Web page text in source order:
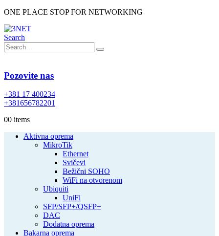
ONE PLACE STOP FOR NETWORKING
Search
Pozovite nas
+381 17 400234
+381656782201
00 items
Aktivna oprema
MikroTik
Ethernet
Svičevi
Bežični SOHO
WiFi na otvorenom
Ubiquiti
UniFi
SFP/SFP+/QSFP+
DAC
Dodatna oprema
Bakarna oprema